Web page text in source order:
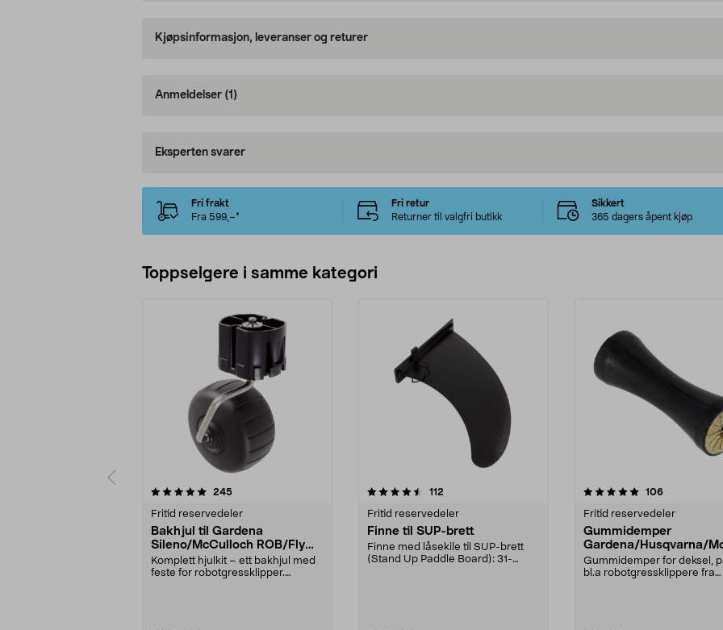
Kjøpsinformasjon, leveranser og returer
Anmeldelser (1)
Eksperten svarer
Fri frakt
Fra 599,–*
Fri retur
Returner til valgfri butikk
Sikkert
365 dagers åpent kjøp
Toppselgere i samme kategori
245anmeldelser
Fritid reservedeler
Bakhjul til Gardena
Sileno/McCulloch ROB/Flymo
Easilife
Komplett hjulkit – ett bakhjul med
feste for robotgressklipper.
4.5 av 5 stjerner 112
Fritid reservedeler
Finne til SUP-brett
Finne med låsekile til SUP-brett
(Stand Up Paddle Board): 31-
5.0 av 5 stjerner 106anmeldelser
Fritid reservedeler
Gummidemper
Gardena/Husqvarna/
ch/Flymo
Gummidemper for deksel,
bl.a robotgressklippere fra
5.0 av 5 stjerner